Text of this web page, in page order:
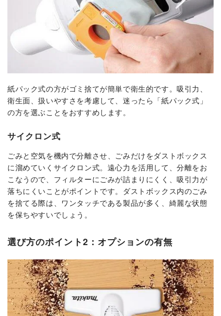
紙パック式の方がゴミ捨てが簡単で衛生的です。吸引力、
衛生面、扱いやすさを考慮して、迷ったら「紙パック式」
の方を選ぶことをおすすめします。
サイクロン式
ごみと空気を機内で分離させ、ごみだけをダストボックス
に溜めていくサイクロン式。遠心力を活用して、分離をお
こなうので、フィルターにごみが詰まりにくく、吸引力が
落ちにくいことがポイントです。ダストボックス内のごみ
を捨てる際は、ワンタッチである製品が多く、綺麗な状態
を保ちやすいでしょう。
選び方のポイント2：オプションの有無